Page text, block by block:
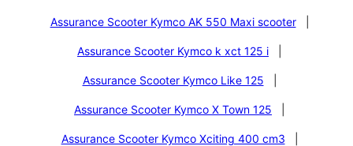
Assurance Scooter Kymco AK 550 Maxi scooter
Assurance Scooter Kymco k xct 125 i
Assurance Scooter Kymco Like 125
Assurance Scooter Kymco X Town 125
Assurance Scooter Kymco Xciting 400 cm3